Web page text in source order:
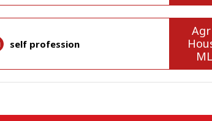
self profession